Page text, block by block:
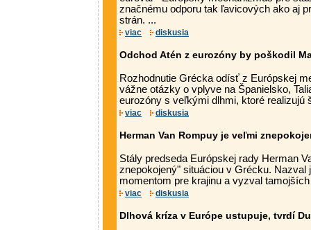
značnému odporu tak ľavicových ako aj
strán. ...
viac diskusia
Odchod Atén z eurozóny by poškodil
Rozhodnutie Grécka odísť z Európskej
vážne otázky o vplyve na Španielsko,
eurozóny s veľkými dlhmi, ktoré realizujú
viac diskusia
Herman Van Rompuy je veľmi
Stály predseda Európskej rady Herman
znepokojený" situáciou v Grécku. Nazval
momentom pre krajinu a vyzval
viac diskusia
Dlhová kríza v Európe ustupuje, tvrdí